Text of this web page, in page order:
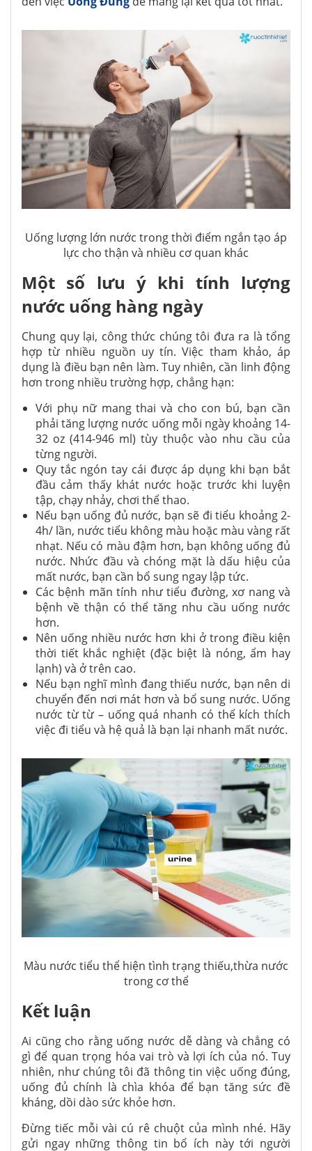
Uống lượng lớn nước trong thời điểm ngắn tạo áp
lực cho thận và nhiều cơ quan khác
Một số lưu ý khi tính lượng
nước uống hàng ngày
Chung quy lại, công thức chúng tôi đưa ra là tổng
hợp từ nhiều nguồn uy tín. Việc tham khảo, áp
dụng là điều bạn nên làm. Tuy nhiên, cần linh động
hơn trong nhiều trường hợp, chẳng hạn:
Với phụ nữ mang thai và cho con bú, bạn cần
phải tăng lượng nước uống mỗi ngày khoảng 14-
32 oz (414-946 ml) tùy thuộc vào nhu cầu của
từng người.
Quy tắc ngón tay cái được áp dụng khi bạn bắt
đầu cảm thấy khát nước hoặc trước khi luyện
tập, chạy nhảy, chơi thể thao.
Nếu bạn uống đủ nước, bạn sẽ đi tiểu khoảng 2-
4h/ lần, nước tiểu không màu hoặc màu vàng rất
nhạt. Nếu có màu đậm hơn, bạn không uống đủ
nước. Nhức đầu và chóng mặt là dấu hiệu của
mất nước, bạn cần bổ sung ngay lập tức.
Các bệnh mãn tính như tiểu đường, xơ nang và
bệnh về thận có thể tăng nhu cầu uống nước
hơn.
Nên uống nhiều nước hơn khi ở trong điều kiện
thời tiết khắc nghiệt (đặc biệt là nóng, ẩm hay
lạnh) và ở trên cao.
Nếu bạn nghĩ mình đang thiếu nước, bạn nên di
chuyển đến nơi mát hơn và bổ sung nước. Uống
nước từ từ – uống quá nhanh có thể kích thích
việc đi tiểu và hệ quả là bạn lại nhanh mất nước.
Màu nước tiểu thể hiện tình trạng thiếu,thừa nước
trong cơ thể
Kết luận
Ai cũng cho rằng uống nước dễ dàng và chẳng có
gì để quan trọng hóa vai trò và lợi ích của nó. Tuy
nhiên, như chúng tôi đã thông tin việc uống đúng,
uống đủ chính là chìa khóa để bạn tăng sức đề
kháng, dồi dào sức khỏe hơn.
Đừng tiếc mỗi vài cú rê chuột của mình nhé. Hãy
gửi ngay những thông tin bổ ích này tới người